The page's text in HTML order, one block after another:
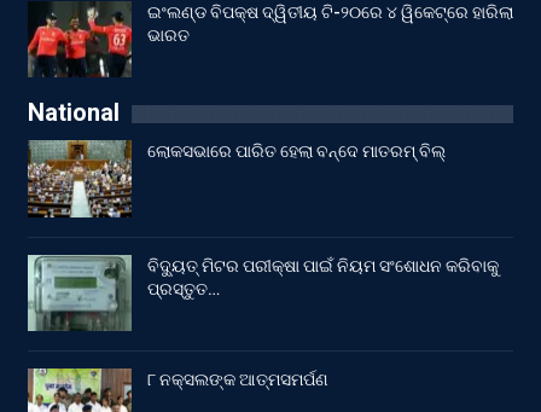
ଇଂଲଣ୍ଡ ବିପକ୍ଷ ଦ୍ୱିତୀୟ ଟି-୨୦ରେ ୪ ୱିକେଟ୍‌ରେ ହାରିଲା
ଭାରତ
National
ଲୋକସଭାରେ ପାରିତ ହେଲା ବନ୍ଦେ ମାତରମ୍‌ ବିଲ୍‌
ବିଦ୍ୟୁତ୍ ମିଟର ପରୀକ୍ଷା ପାଇଁ ନିୟମ ସଂଶୋଧନ କରିବାକୁ
ପ୍ରସ୍ତୁତ…
୮ ନକ୍ସଲଙ୍କ ଆତ୍ମସମର୍ପଣ